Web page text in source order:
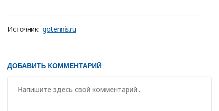
Источник: gotennis.ru
ДОБАВИТЬ КОММЕНТАРИЙ